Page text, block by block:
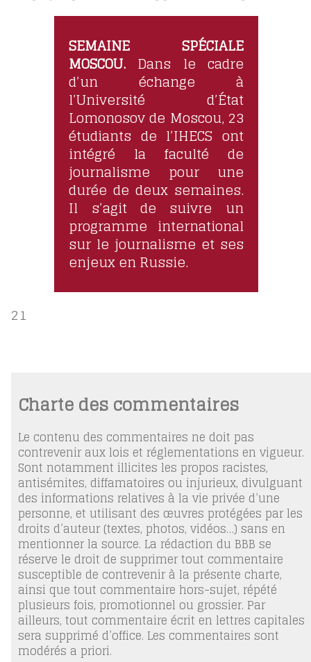
SEMAINE SPÉCIALE
MOSCOU. Dans le cadre
d’un échange à
l’Université d’État
Lomonosov de Moscou, 23
étudiants de l’IHECS ont
intégré la faculté de
journalisme pour une
durée de deux semaines.
Il s’agit de suivre un
programme international
sur le journalisme et ses
enjeux en Russie.
21
Charte des commentaires
Le contenu des commentaires ne doit pas
contrevenir aux lois et réglementations en vigueur.
Sont notamment illicites les propos racistes,
antisémites, diffamatoires ou injurieux, divulguant
des informations relatives à la vie privée d’une
personne, et utilisant des œuvres protégées par les
droits d’auteur (textes, photos, vidéos…) sans en
mentionner la source. La rédaction du BBB se
réserve le droit de supprimer tout commentaire
susceptible de contrevenir à la présente charte,
ainsi que tout commentaire hors-sujet, répété
plusieurs fois, promotionnel ou grossier. Par
ailleurs, tout commentaire écrit en lettres capitales
sera supprimé d’office. Les commentaires sont
modérés a priori.